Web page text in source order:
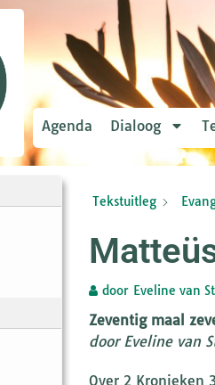
Agenda Dialoog
Tekstuitleg
door Eveline van
Zeventig maal
door Eveline van
Over 2 Kronieken